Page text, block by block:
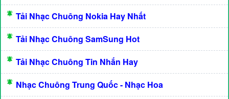
Tải Nhạc Chuông Nokia Hay Nhất
Tải Nhạc Chuông SamSung Hot
Tải Nhạc Chuông Tin Nhắn Hay
Nhạc Chuông Trung Quốc - Nhạc Hoa